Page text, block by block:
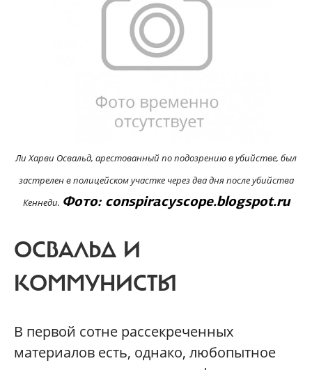
Ли Харви Освальд, арестованный по подозрению в убийстве, был
застрелен в полицейском участке через два дня после убийства
Кеннеди. Фото: conspiracyscope.blogspot.ru
ОСВАЛЬД И
КОММУНИСТЫ
В первой сотне рассекреченных
материалов есть, однако, любопытное